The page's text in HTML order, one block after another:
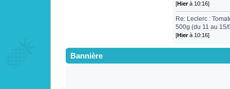
[Hierà 10:16]
Re: Leclerc :
500g (du 11 au
[Hierà 10:16]
Bannière